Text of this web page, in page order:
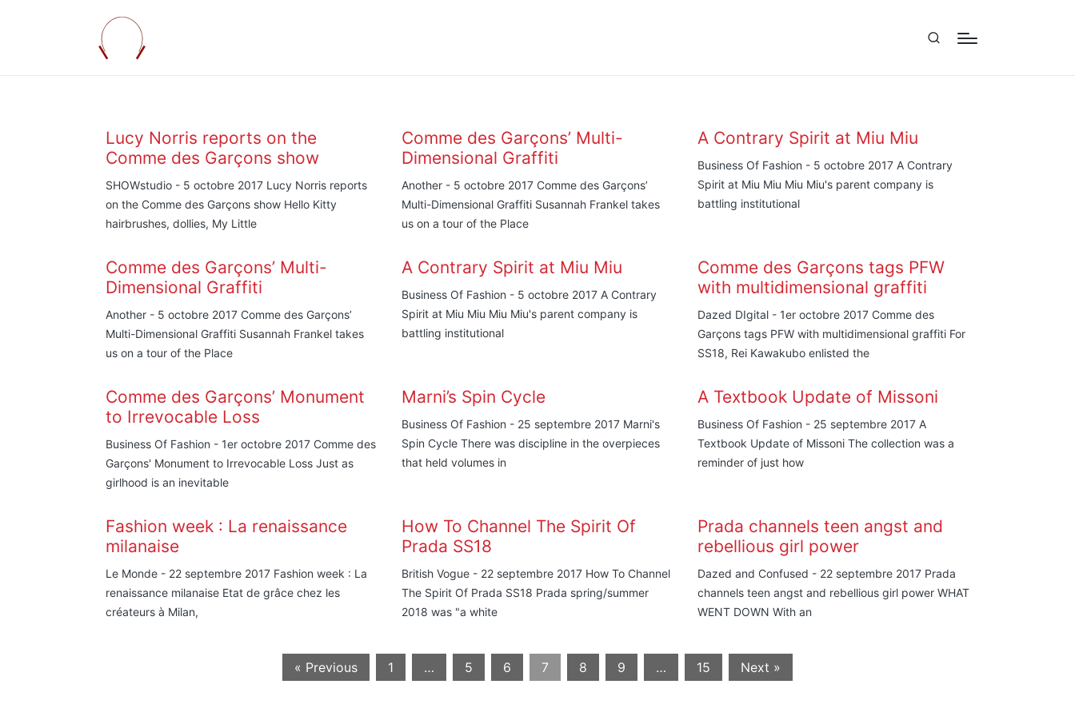
Lucy Norris reports on the
Comme des Garçons show
SHOWstudio - 5 octobre 2017 Lucy Norris reports
on the Comme des Garçons show Hello Kitty
hairbrushes, dollies, My Little
Comme des Garçons’ Multi-
Dimensional Graffiti
Another - 5 octobre 2017 Comme des Garçons’
Multi-Dimensional Graffiti Susannah Frankel takes
us on a tour of the Place
A Contrary Spirit at Miu Miu
Business Of Fashion - 5 octobre 2017 A Contrary
Spirit at Miu Miu Miu Miu's parent company is
battling institutional
Comme des Garçons’ Multi-
Dimensional Graffiti
Another - 5 octobre 2017 Comme des Garçons’
Multi-Dimensional Graffiti Susannah Frankel takes
us on a tour of the Place
A Contrary Spirit at Miu Miu
Business Of Fashion - 5 octobre 2017 A Contrary
Spirit at Miu Miu Miu Miu's parent company is
battling institutional
Comme des Garçons tags PFW
with multidimensional graffiti
Dazed DIgital - 1er octobre 2017 Comme des
Garçons tags PFW with multidimensional graffiti For
SS18, Rei Kawakubo enlisted the
Comme des Garçons’ Monument
to Irrevocable Loss
Business Of Fashion - 1er octobre 2017 Comme des
Garçons' Monument to Irrevocable Loss Just as
girlhood is an inevitable
Marni’s Spin Cycle
Business Of Fashion - 25 septembre 2017 Marni's
Spin Cycle There was discipline in the overpieces
that held volumes in
A Textbook Update of Missoni
Business Of Fashion - 25 septembre 2017 A
Textbook Update of Missoni The collection was a
reminder of just how
Fashion week : La renaissance
milanaise
Le Monde - 22 septembre 2017 Fashion week : La
renaissance milanaise Etat de grâce chez les
créateurs à Milan,
How To Channel The Spirit Of
Prada SS18
British Vogue - 22 septembre 2017 How To Channel
The Spirit Of Prada SS18 Prada spring/summer
2018 was "a white
Prada channels teen angst and
rebellious girl power
Dazed and Confused - 22 septembre 2017 Prada
channels teen angst and rebellious girl power WHAT
WENT DOWN With an
« Previous 1 … 5 6 7 8 9 … 15 Next »